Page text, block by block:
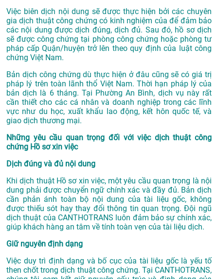
Việc biên dịch nội dung sẽ được thực hiện bởi các chuyên
gia dịch thuật công chứng có kinh nghiệm của để đảm bảo
các nội dung được dịch đúng, dịch đủ. Sau đó, hồ sơ dịch
sẽ được công chứng tại phòng công chứng hoặc phòng tư
pháp cấp Quận/huyện trở lên theo quy định của luật công
chứng Việt Nam.
Bản dịch công chứng dù thực hiện ở đâu cũng sẽ có giá trị
pháp lý trên toàn lãnh thổ Việt Nam. Thời hạn pháp lý của
bản dịch là 6 tháng. Tại Phường An Bình, dịch vụ này rất
cần thiết cho các cá nhân và doanh nghiệp trong các lĩnh
vực như du học, xuất khẩu lao động, kết hôn quốc tế, và
giao dịch thương mại.
Những yêu cầu quan trọng đối với việc dịch thuật công
chứng Hồ sơ xin việc
Dịch đúng và đủ nội dung
Khi dịch thuật Hồ sơ xin việc, một yêu cầu quan trọng là nội
dung phải được chuyển ngữ chính xác và đầy đủ. Bản dịch
cần phản ánh toàn bộ nội dung của tài liệu gốc, không
được thiếu sót hay thay đổi thông tin quan trọng. Đội ngũ
dịch thuật của CANTHOTRANS luôn đảm bảo sự chính xác,
giúp khách hàng an tâm về tính toàn vẹn của tài liệu dịch.
Giữ nguyên định dạng
Việc duy trì định dạng và bố cục của tài liệu gốc là yếu tố
then chốt trong dịch thuật công chứng. Tại CANTHOTRANS,